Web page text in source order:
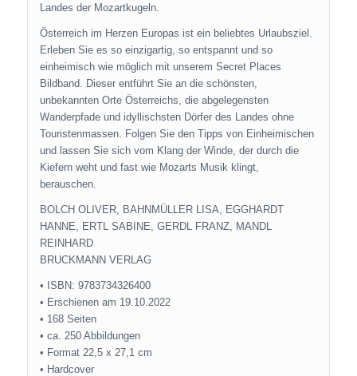
Landes der Mozartkugeln.
Österreich im Herzen Europas ist ein beliebtes Urlaubsziel.
Erleben Sie es so einzigartig, so entspannt und so
einheimisch wie möglich mit unserem Secret Places
Bildband. Dieser entführt Sie an die schönsten,
unbekannten Orte Österreichs, die abgelegensten
Wanderpfade und idyllischsten Dörfer des Landes ohne
Touristenmassen. Folgen Sie den Tipps von Einheimischen
und lassen Sie sich vom Klang der Winde, der durch die
Kiefern weht und fast wie Mozarts Musik klingt,
berauschen.
BOLCH OLIVER, BAHNMÜLLER LISA, EGGHARDT
HANNE, ERTL SABINE, GERDL FRANZ, MANDL
REINHARD
BRUCKMANN VERLAG
• ISBN: 9783734326400
• Erschienen am 19.10.2022
• 168 Seiten
• ca. 250 Abbildungen
• Format 22,5 x 27,1 cm
• Hardcover